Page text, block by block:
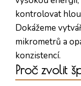
kontrolovat
Dokážeme
mikrometrů a
konzistencí.
Proč zvolit